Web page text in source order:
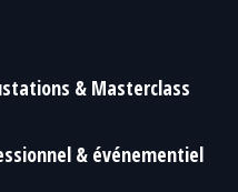
& Masterclass
& événementiel